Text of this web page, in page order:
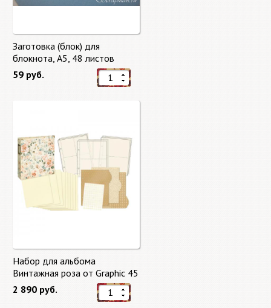
Заготовка (блок) для
блокнота, А5, 48 листов
59 руб.
Набор для альбома
Винтажная роза от Graphic 45
2 890 руб.